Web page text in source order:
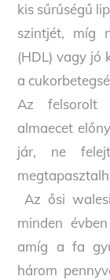
kis sűrűségű
szintjét, míg
(HDL) vagy jó
a
Az felsorolt
almaecet
jár, ne
Az ősi
minden
amíg a fa
három